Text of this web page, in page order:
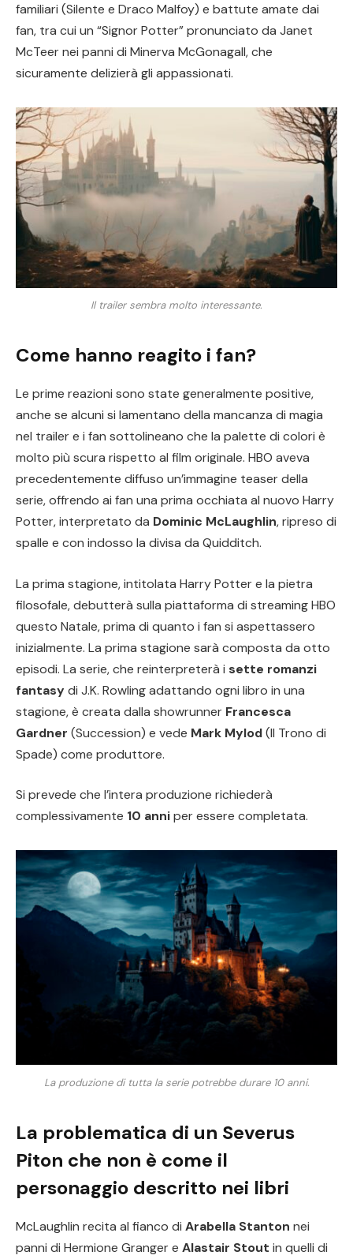
familiari (Silente e Draco Malfoy) e battute amate dai
fan, tra cui un “Signor Potter” pronunciato da Janet
McTeer nei panni di Minerva McGonagall, che
sicuramente delizierà gli appassionati.
Il trailer sembra molto interessante.
Come hanno reagito i fan?
Le prime reazioni sono state generalmente positive,
anche se alcuni si lamentano della mancanza di magia
nel trailer e i fan sottolineano che la palette di colori è
molto più scura rispetto al film originale. HBO aveva
precedentemente diffuso un’immagine teaser della
serie, offrendo ai fan una prima occhiata al nuovo Harry
Potter, interpretato da Dominic McLaughlin, ripreso di
spalle e con indosso la divisa da Quidditch.
La prima stagione, intitolata Harry Potter e la pietra
filosofale, debutterà sulla piattaforma di streaming HBO
questo Natale, prima di quanto i fan si aspettassero
inizialmente. La prima stagione sarà composta da otto
episodi. La serie, che reinterpreterà i sette romanzi
fantasy di J.K. Rowling adattando ogni libro in una
stagione, è creata dalla showrunner Francesca
Gardner (Succession) e vede Mark Mylod(Il Trono di
Spade) come produttore.
Si prevede che l’intera produzione richiederà
complessivamente 10 anniper essere completata.
La produzione di tutta la serie potrebbe durare 10 anni.
La problematica di un Severus
Piton che non è come il
personaggio descritto nei libri
McLaughlin recita al fianco di Arabella Stanton nei
panni di Hermione Granger e Alastair Stout in quelli di